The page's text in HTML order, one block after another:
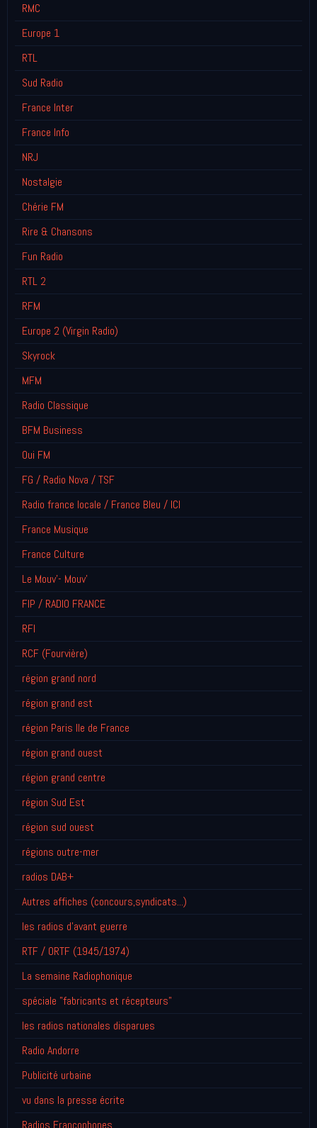
RMC
Europe 1
RTL
Sud Radio
France Inter
France Info
NRJ
Nostalgie
Chérie FM
Rire & Chansons
Fun Radio
RTL 2
RFM
Europe 2 (Virgin Radio)
Skyrock
MFM
Radio Classique
BFM Business
Oui FM
FG / Radio Nova / TSF
Radio france locale / France Bleu / ICI
France Musique
France Culture
Le Mouv'- Mouv'
FIP / RADIO FRANCE
RFI
RCF (Fourvière)
région grand nord
région grand est
région Paris Ile de France
région grand ouest
région grand centre
région Sud Est
région sud ouest
régions outre-mer
radios DAB+
Autres affiches (concours,syndicats...)
les radios d'avant guerre
RTF / ORTF (1945/1974)
La semaine Radiophonique
spéciale "fabricants et récepteurs"
les radios nationales disparues
Radio Andorre
Publicité urbaine
vu dans la presse écrite